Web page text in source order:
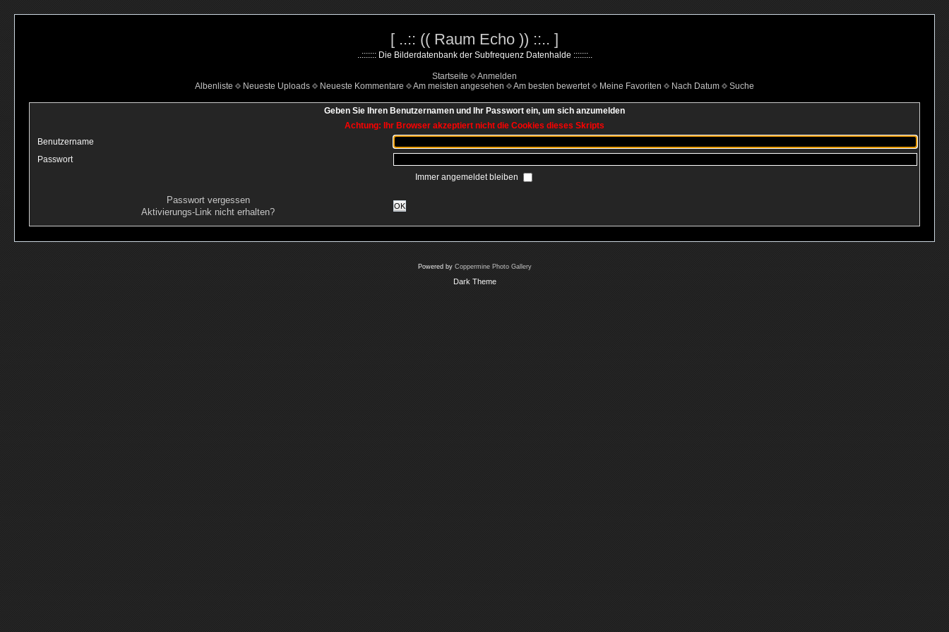
[ ..:: (( Raum Echo )) ::.. ]
..::::::: Die Bilderdatenbank der Subfrequenz Datenhalde :::::::..
Startseite
Anmelden
Albenliste
Neueste Uploads Neueste Kommentare Am meisten angesehen Am besten bewertet Meine Favoriten Nach Datum Suche
Geben Sie Ihren Benutzernamen und Ihr Passwort ein, um sich anzumelden
Achtung: Ihr Browser akzeptiert nicht die Cookies dieses Skripts
Benutzername
Passwort
Immer angemeldet bleiben
Passwort vergessen
Aktivierungs-Link nicht erhalten?
OK
Powered by Coppermine Photo Gallery
Dark Theme